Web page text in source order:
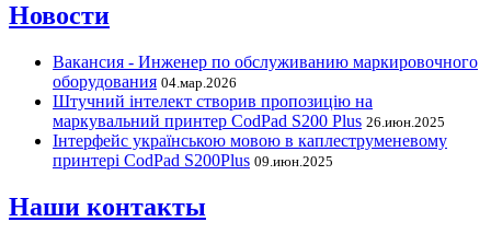
Новости
Вакансия - Инженер по обслуживанию маркировочного
оборудования 04.мар.2026
Штучний інтелект створив пропозицію на
маркувальний принтер CodPad S200 Plus 26.июн.2025
Інтерфейс українською мовою в каплеструменевому
принтері CodPad S200Plus 09.июн.2025
Наши контакты